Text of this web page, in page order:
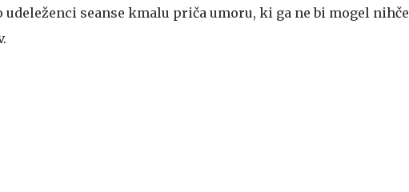
seanse kmalu priča umoru, ki ga ne bi mogel nihče